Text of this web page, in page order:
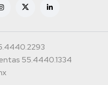
55.4440.1334